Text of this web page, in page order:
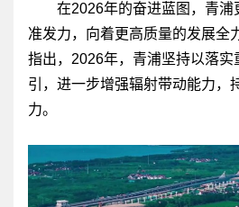
在2026年的奋进蓝图，青浦
准发力，向着更高质量的发展全
指出，2026年，青浦坚持以落实
引，进一步增强辐射带动能力，
力。